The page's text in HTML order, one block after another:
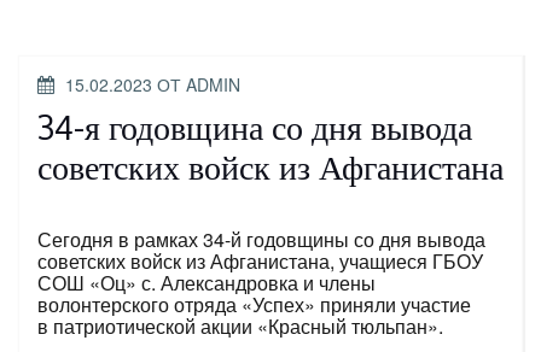
ОПУБЛИКОВАНО
15.02.2023 ОТ ADMIN
34-я годовщина со дня вывода
советских войск из Афганистана
Сегодня в рамках 34-й годовщины со дня вывода
советских войск из Афганистана, учащиеся ГБОУ
СОШ «Оц» с. Александровка и члены
волонтерского отряда «Успех» приняли участие
в патриотической акции «Красный тюльпан».